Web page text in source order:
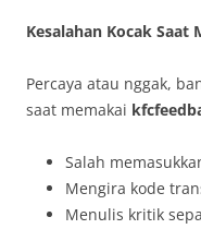
Kesalahan Kocak
Percaya atau nggak,
saat memakai
Salah
Mengira kode
Menulis kritik